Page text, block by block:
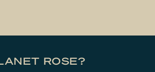
ROSE?